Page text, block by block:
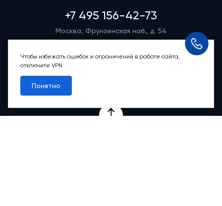
+7 495 156-42-73
Москва, Фрунзенская наб., д. 54
Пн-вс: 9:00 – 21:00
Чтобы избежать ошибок и ограничений в работе сайта,
отключите VPN
Понятно